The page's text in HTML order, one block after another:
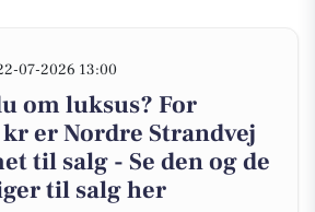
07-2026 13:00
om luksus? For
er Nordre Strandvej
til salg - Se den og de
til salg her